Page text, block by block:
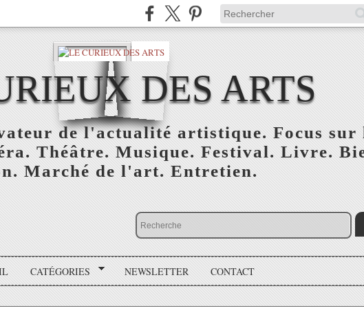
DES ARTS
de l'actualité artistique. Focus
Théâtre. Musique. Festival. Livre.
Marché de l'art. Entretien.
CATÉGORIES NEWSLETTER CONTACT